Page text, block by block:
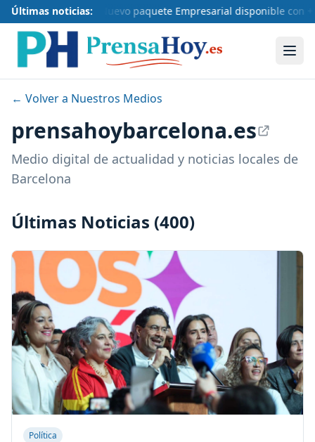
Últimas noticias: Nuevo paquete Empresarial disponible con
← Volver a Nuestros Medios
prensahoybarcelona.es
Medio digital de actualidad y noticias locales de
Barcelona
Últimas Noticias (400)
Política